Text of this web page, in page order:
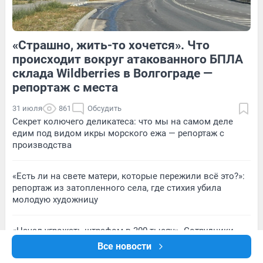
Все новости
1 Обсудить 2 Обсудить
«Страшно, жить-то хочется». Что
происходит вокруг атакованного БПЛА
склада Wildberries в Волгограде —
репортаж с места
31 июля 861 Обсудить
Секрет колючего деликатеса: что мы на самом деле
едим под видом икры морского ежа — репортаж с
производства
«Есть ли на свете матери, которые пережили всё это?»:
репортаж из затопленного села, где стихия убила
молодую художницу
«Начал угрожать штрафом в 300 тысяч». Сотрудники
склада Wildberries — о том, как требовали открыть
ворота блоков при атаке БПЛА